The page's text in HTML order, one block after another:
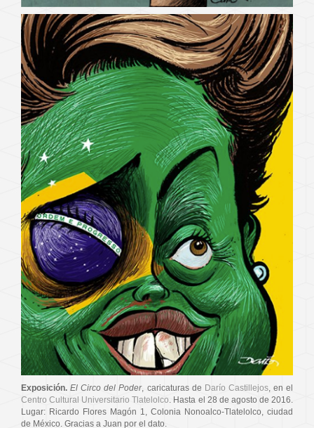
Exposición. El Circo del Poder, caricaturas de Darío Castillejos, en el
Centro Cultural Universitario Tlatelolco
. Hasta el 28 de agosto de 2016.
Lugar: Ricardo Flores Magón 1, Colonia Nonoalco-Tlatelolco, ciudad
de México. Gracias a Juan por el dato.